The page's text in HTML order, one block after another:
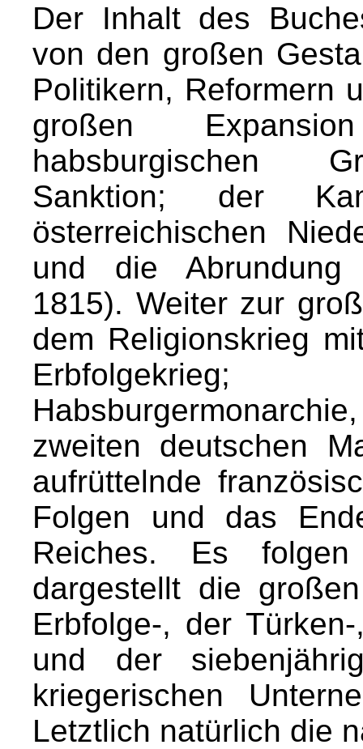
Der Inhalt des
von den großen
Politikern, Reformern
großen
habsburgischen
Sanktion; der
österreichischen
und die Abrundung
1815). Weiter zur
dem Religionskrieg
zweiten deutschen
aufrüttelnde
Folgen und das
Reiches. Es
dargestellt die
Erbfolge-, der
und der
kriegerischen
Letztlich natürlich die